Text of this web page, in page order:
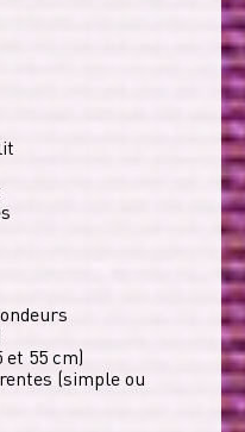
et 55 cm)
(simple ou